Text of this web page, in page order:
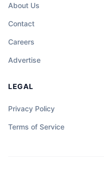
About Us
Contact
Careers
Advertise
LEGAL
Privacy Policy
Terms of Service